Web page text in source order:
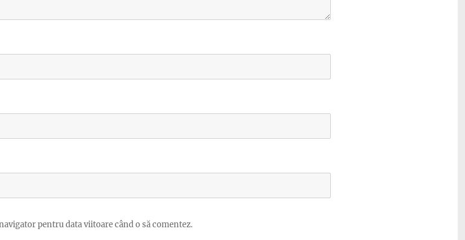
pentru data viitoare când o să comentez.